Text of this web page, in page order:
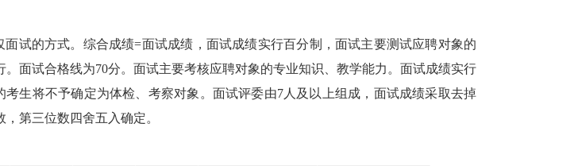
面试的方式。综合成绩=面试成绩，面试成绩实行百分制，面试主要测试应聘对象的
面试合格线为70分。面试主要考核应聘对象的专业知识、教学能力。面试成绩实行
生将不予确定为体检、考察对象。面试评委由7人及以上组成，面试成绩采取去掉
第三位数四舍五入确定。